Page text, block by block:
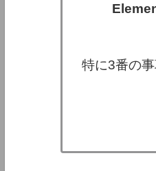
特に3番の